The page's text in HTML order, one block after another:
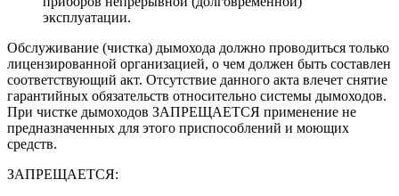
эксплуатации.
Обслуживание (чистка) дымохода должно проводиться только
лицензированной организацией, о чем должен быть составлен
соответствующий акт. Отсутствие данного акта влечет снятие
гарантийных обязательств относительно системы дымоходов.
При чистке дымоходов ЗАПРЕЩАЕТСЯ применение не
предназначенных для этого приспособлений и моющих
средств.
ЗАПРЕЩАЕТСЯ: